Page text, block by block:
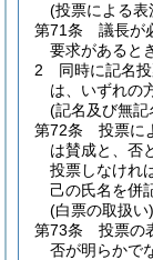
(投票による表
第71条
議長が
要求があると
2
同時に記名
は、いずれの
(記名及び無記
第72条
投票に
は賛成と、否
投票しなけれ
己の氏名を併
(白票の取扱い)
第73条
投票の
否が明らかで